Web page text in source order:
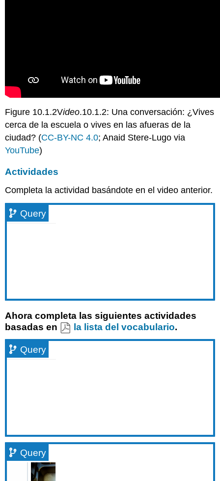
Figure 10.1.2Video.10.1.2: Una conversación: ¿Vives
cerca de la escuela o vives en las afueras de la
ciudad? (CC-BY-NC 4.0; Anaid Stere-Lugo via
YouTube)
Actividades
Completa la actividad basándote en el video anterior.
Query
Ahora completa las siguientes actividades
basadas en
la lista del vocabulario.
Query
Query